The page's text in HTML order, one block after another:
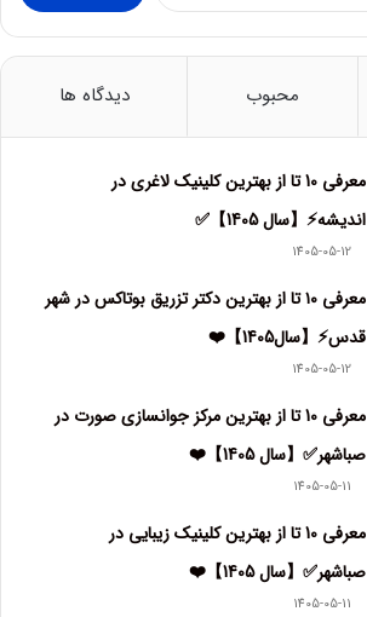
ت
و
ب
ی
محبوب دیدگاه ها
معرفی 10 تا از بهترین کلینیک لاغری در
اندیشه⚡【سال 1405】✅
1405-05-12
معرفی ۱۰ تا از بهترین دکتر تزریق بوتاکس در شهر
قدس⚡【سال1405】❤️
1405-05-12
معرفی 10 تا از بهترین مرکز جوانسازی صورت در
صباشهر✅【سال 1405】❤️
1405-05-11
معرفی 10 تا از بهترین کلینیک زیبایی در
صباشهر✅【سال 1405】❤️
1405-05-11